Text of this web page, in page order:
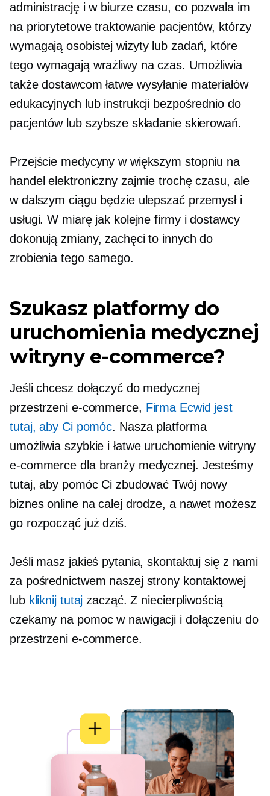
administrację iw biurzeczasu, co pozwala im
na priorytetowe traktowanie pacjentów, którzy
wymagają osobistej wizyty lub zadań, które
tego wymagają wrażliwy na czas. Umożliwia
także dostawcom łatwe wysyłanie materiałów
edukacyjnych lub instrukcji bezpośrednio do
pacjentów lub szybsze składanie skierowań.
Przejście medycyny w większym stopniu na
handel elektroniczny zajmie trochę czasu, ale
w dalszym ciągu będzie ulepszać przemysł i
usługi. W miarę jak kolejne firmy i dostawcy
dokonują zmiany, zachęci to innych do
zrobienia tego samego.
Szukasz platformy do
uruchomienia medycznej
witryny e-commerce?
Jeśli chcesz dołączyć do medycznej
przestrzeni e-commerce, Firma Ecwid jest
tutaj, aby Ci pomóc. Nasza platforma
umożliwia szybkie i łatwe uruchomienie witryny
e-commerce dla branży medycznej. Jesteśmy
tutaj, aby pomóc Ci zbudować Twój nowy
biznes online na całej drodze, a nawet możesz
go rozpocząć już dziś.
Jeśli masz jakieś pytania, skontaktuj się z nami
za pośrednictwem naszej strony kontaktowej
lub kliknij tutaj zacząć. Z niecierpliwością
czekamy na pomoc w nawigacji i dołączeniu do
przestrzeni e-commerce.